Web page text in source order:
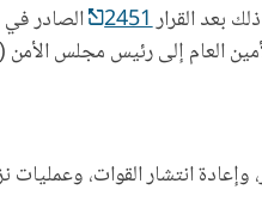
2451
العام إلى رئيس مجلس الأمن (
انتشار القوات، وعمليات